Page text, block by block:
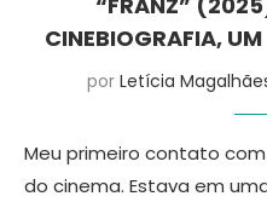
CINEBIOGRAFIA,
por Letícia
Meu primeiro contato
do cinema. Estava em